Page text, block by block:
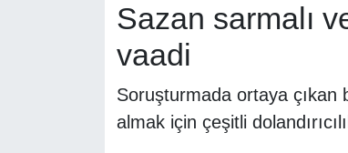
Sazan sarmalı
vaadi
Soruşturmada ortaya çıkan
almak için çeşitli